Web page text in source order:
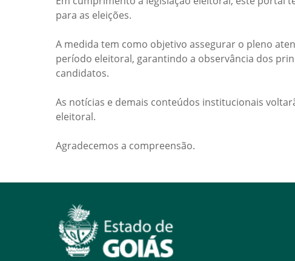
para as eleições.
A medida tem como objetivo assegurar o pleno
período eleitoral, garantindo a observância dos
candidatos.
As notícias e demais conteúdos institucionais
eleitoral.
Agradecemos a compreensão.